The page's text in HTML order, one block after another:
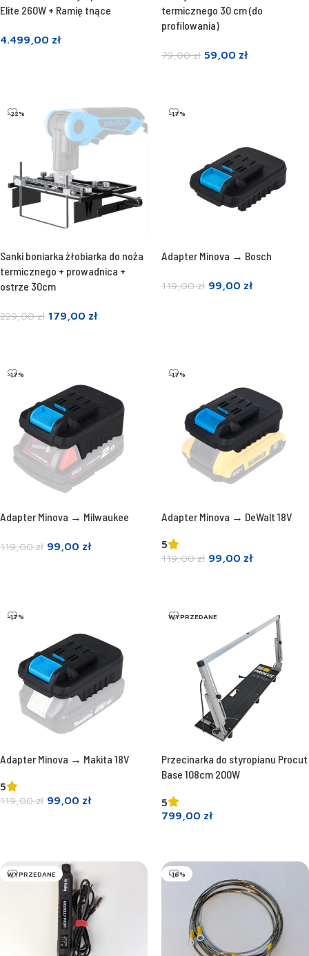
Elite 260W + Ramię tnące
4.499,00 zł
termicznego 30 cm (do
profilowania)
79,00zł 59,00 zł
-22%
Sanki boniarka żłobiarka do noża
termicznego + prowadnica +
ostrze 30cm
229,00zł 179,00 zł
-17%
Adapter Minova → Bosch
119,00zł 99,00 zł
-17%
Adapter Minova → Milwaukee
119,00zł 99,00 zł
-17%
Adapter Minova → DeWalt 18V
5
119,00zł 99,00 zł
-17%
Adapter Minova → Makita 18V
5
119,00zł 99,00 zł
WYPRZEDANE
Przecinarka do styropianu Procut
Base 108cm 200W
5
799,00 zł
WYPRZEDANE -16%